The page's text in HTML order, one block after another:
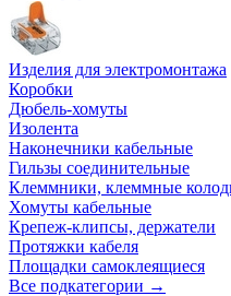
Изделия для электромонтажа
Коробки
Дюбель-хомуты
Изолента
Наконечники кабельные
Гильзы соединительные
Клеммники, клеммные
Хомуты кабельные
Крепеж-клипсы, держатели
Протяжки кабеля
Площадки самоклеящиеся
Все подкатегории →